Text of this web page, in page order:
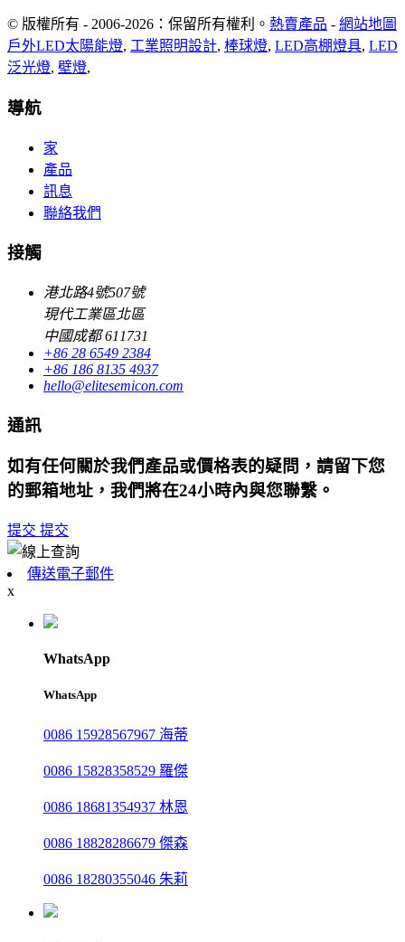
© 版權所有 - 2006-2026：保留所有權利。 熱賣產品 - 網站地圖
戶外LED太陽能燈, 工業照明設計, 棒球燈, LED高棚燈具, LED
泛光燈, 壁燈,
導航
家
產品
訊息
聯絡我們
接觸
港北路4號507號
現代工業區北區
中國成都 611731
+86 28 6549 2384
+86 186 8135 4937
hello@elitesemicon.com
通訊
如有任何關於我們產品或價格表的疑問，請留下您
的郵箱地址，我們將在24小時內與您聯繫。
提交 提交
傳送電子郵件
x
WhatsApp
WhatsApp
0086 15928567967 海蒂
0086 15828358529 羅傑
0086 18681354937 林恩
0086 18828286679 傑森
0086 18280355046 朱莉